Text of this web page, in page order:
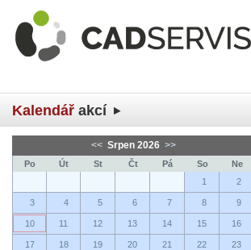
Kalendář akcí
<< Srpen 2026 >>
Po Út St Čt Pá So
Ne
1
2
3 4 5 6 7 8 9
10 11 12 13 14 15 16
17 18 19 20 21 22 23